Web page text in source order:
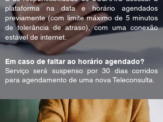
plataforma na data e horário agendados
previamente (com limite máximo de 5 minutos
de tolerância de atraso), com uma conexão
estável de internet.
Em caso de faltar ao horário agendado?
Serviço será suspenso por 30 dias corridos
para agendamento de uma nova Teleconsulta.